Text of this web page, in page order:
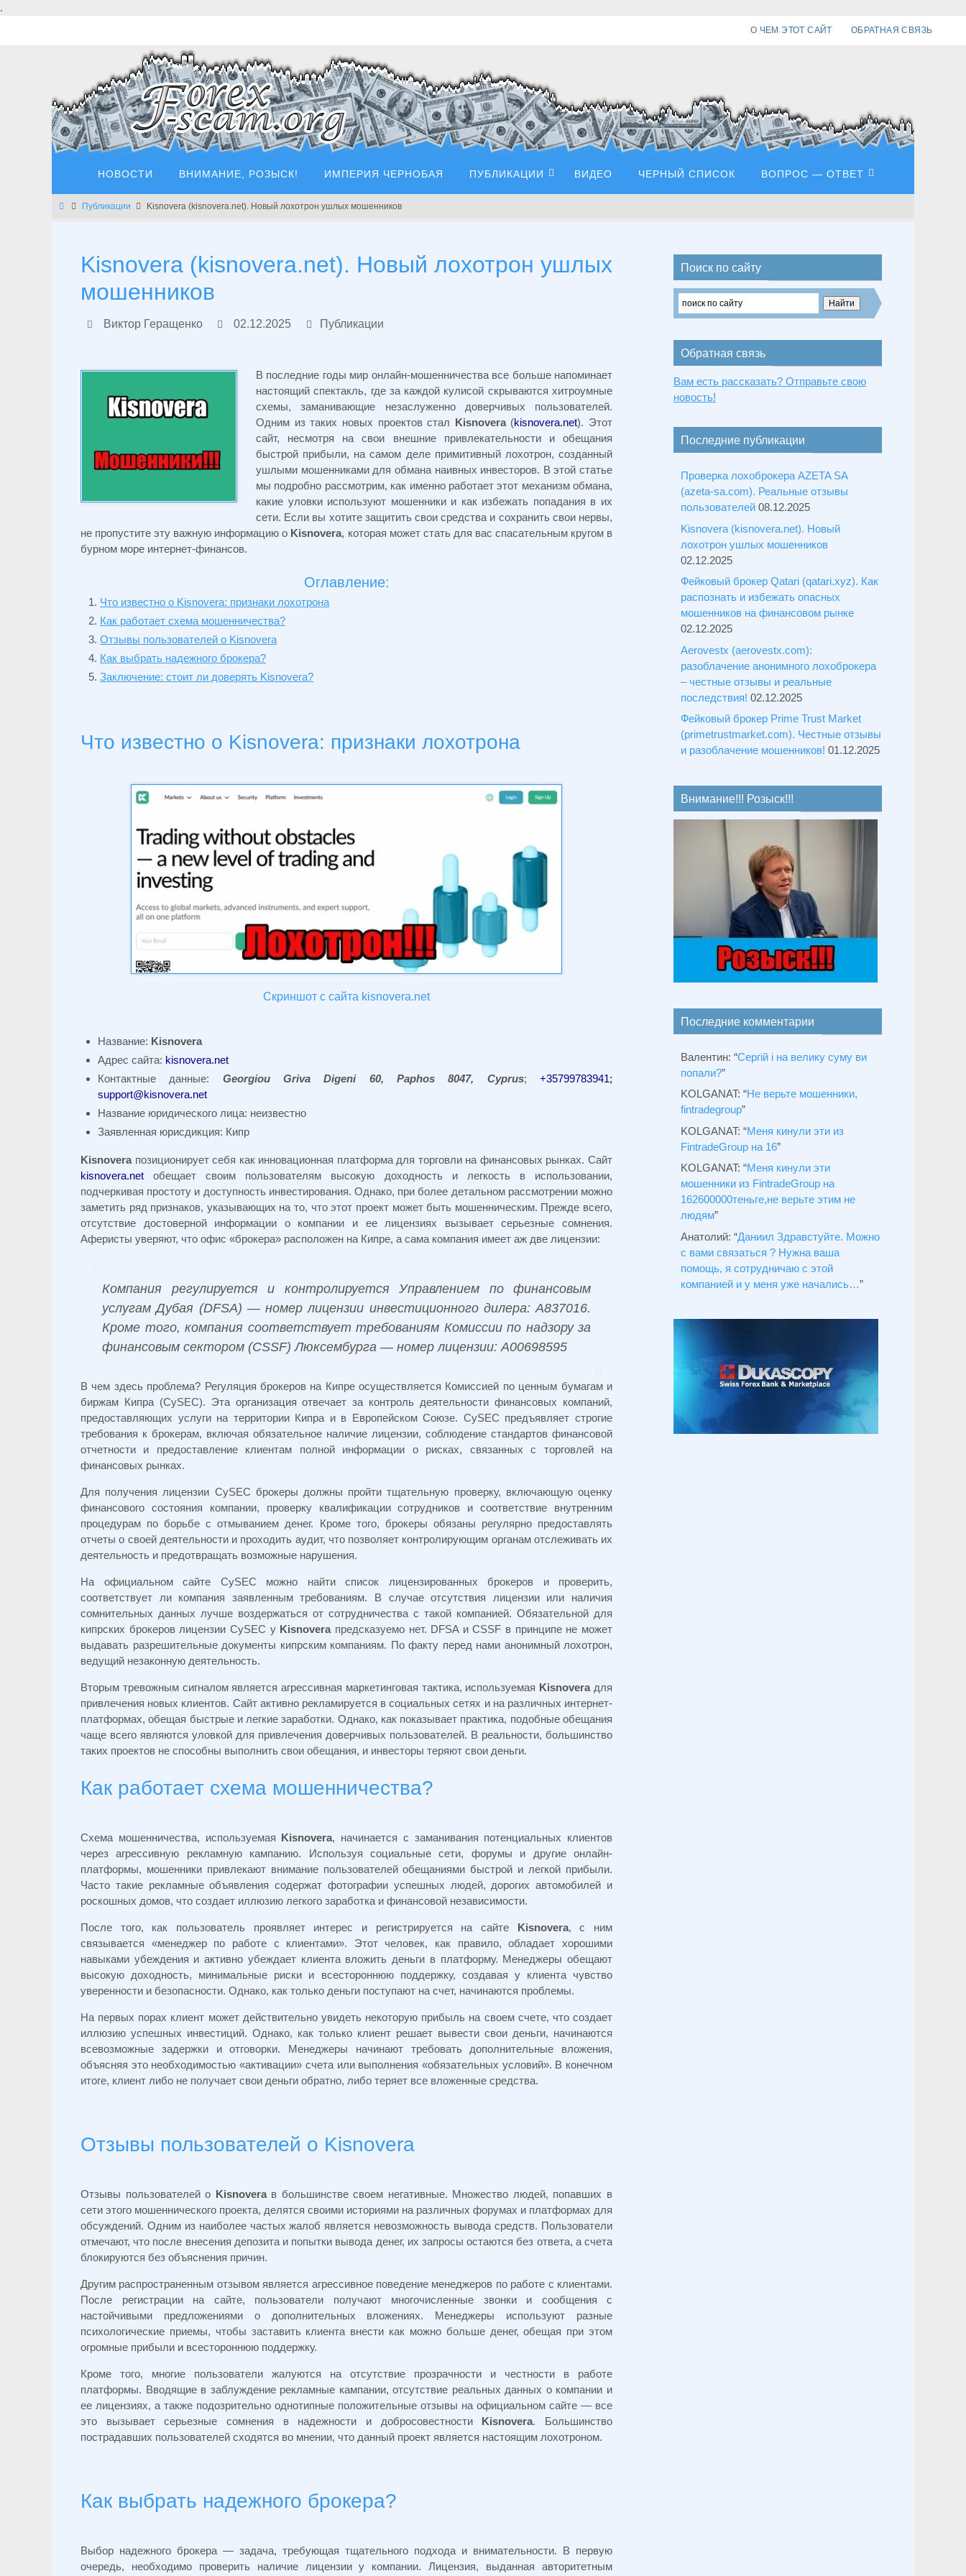
.
О ЧЕМ ЭТОТ САЙТ ОБРАТНАЯ СВЯЗЬ
НОВОСТИ ВНИМАНИЕ, РОЗЫСК! ИМПЕРИЯ ЧЕРНОБАЯ ПУБЛИКАЦИИ ВИДЕО ЧЕРНЫЙ СПИСОК ВОПРОС — ОТВЕТ
Главная
Публикации Kisnovera (kisnovera.net). Новый лохотрон ушлых мошенников
Kisnovera (kisnovera.net). Новый лохотрон ушлых
мошенников
Виктор Геращенко 02.12.2025 Публикации
В последние годы мир онлайн-мошенничества все больше напоминает
настоящий спектакль, где за каждой кулисой скрываются хитроумные
схемы, заманивающие незаслуженно доверчивых пользователей.
Одним из таких новых проектов стал Kisnovera(kisnovera.net). Этот
сайт, несмотря на свои внешние привлекательности и обещания
быстрой прибыли, на самом деле примитивный лохотрон, созданный
ушлыми мошенниками для обмана наивных инвесторов. В этой статье
мы подробно рассмотрим, как именно работает этот механизм обмана,
какие уловки используют мошенники и как избежать попадания в их
сети. Если вы хотите защитить свои средства и сохранить свои нервы,
не пропустите эту важную информацию о Kisnovera, которая может стать для вас спасательным кругом в
бурном море интернет-финансов.
Оглавление:
Что известно о Kisnovera: признаки лохотрона
Как работает схема мошенничества?
Отзывы пользователей о Kisnovera
Как выбрать надежного брокера?
Заключение: стоит ли доверять Kisnovera?
Что известно о Kisnovera: признаки лохотрона
Скриншот с сайта kisnovera.net
Название: Kisnovera
Адрес сайта: kisnovera.net
Контактные данные: Georgiou Griva Digeni 60, Paphos 8047, Cyprus;+35799783941;
support@kisnovera.net
Название юридического лица: неизвестно
Заявленная юрисдикция: Кипр
Kisnoveraпозиционирует себя как инновационная платформа для торговли на финансовых рынках. Сайт
kisnovera.net обещает своим пользователям высокую доходность и легкость в использовании,
подчеркивая простоту и доступность инвестирования. Однако, при более детальном рассмотрении можно
заметить ряд признаков, указывающих на то, что этот проект может быть мошенническим. Прежде всего,
отсутствие достоверной информации о компании и ее лицензиях вызывает серьезные сомнения.
Аферисты уверяют, что офис «брокера» расположен на Кипре, а сама компания имеет аж две лицензии:
Компания регулируется и контролируется Управлением по финансовым
услугам Дубая (DFSA) — номер лицензии инвестиционного дилера: A837016.
Кроме того, компания соответствует требованиям Комиссии по надзору за
финансовым сектором (CSSF) Люксембурга — номер лицензии: A00698595
В чем здесь проблема? Регуляция брокеров на Кипре осуществляется Комиссией по ценным бумагам и
биржам Кипра (CySEC). Эта организация отвечает за контроль деятельности финансовых компаний,
предоставляющих услуги на территории Кипра и в Европейском Союзе. CySEC предъявляет строгие
требования к брокерам, включая обязательное наличие лицензии, соблюдение стандартов финансовой
отчетности и предоставление клиентам полной информации о рисках, связанных с торговлей на
финансовых рынках.
Для получения лицензии CySEC брокеры должны пройти тщательную проверку, включающую оценку
финансового состояния компании, проверку квалификации сотрудников и соответствие внутренним
процедурам по борьбе с отмыванием денег. Кроме того, брокеры обязаны регулярно предоставлять
отчеты о своей деятельности и проходить аудит, что позволяет контролирующим органам отслеживать их
деятельность и предотвращать возможные нарушения.
На официальном сайте CySEC можно найти список лицензированных брокеров и проверить,
соответствует ли компания заявленным требованиям. В случае отсутствия лицензии или наличия
сомнительных данных лучше воздержаться от сотрудничества с такой компанией. Обязательной для
кипрских брокеров лицензии CySEC у Kisnovera предсказуемо нет. DFSA и CSSF в принципе не может
выдавать разрешительные документы кипрским компаниям. По факту перед нами анонимный лохотрон,
ведущий незаконную деятельность.
Вторым тревожным сигналом является агрессивная маркетинговая тактика, используемая Kisnoveraдля
привлечения новых клиентов. Сайт активно рекламируется в социальных сетях и на различных интернет-
платформах, обещая быстрые и легкие заработки. Однако, как показывает практика, подобные обещания
чаще всего являются уловкой для привлечения доверчивых пользователей. В реальности, большинство
таких проектов не способны выполнить свои обещания, и инвесторы теряют свои деньги.
Как работает схема мошенничества?
Схема мошенничества, используемая Kisnovera, начинается с заманивания потенциальных клиентов
через агрессивную рекламную кампанию. Используя социальные сети, форумы и другие онлайн-
платформы, мошенники привлекают внимание пользователей обещаниями быстрой и легкой прибыли.
Часто такие рекламные объявления содержат фотографии успешных людей, дорогих автомобилей и
роскошных домов, что создает иллюзию легкого заработка и финансовой независимости.
После того, как пользователь проявляет интерес и регистрируется на сайте Kisnovera, с ним
связывается «менеджер по работе с клиентами». Этот человек, как правило, обладает хорошими
навыками убеждения и активно убеждает клиента вложить деньги в платформу. Менеджеры обещают
высокую доходность, минимальные риски и всестороннюю поддержку, создавая у клиента чувство
уверенности и безопасности. Однако, как только деньги поступают на счет, начинаются проблемы.
На первых порах клиент может действительно увидеть некоторую прибыль на своем счете, что создает
иллюзию успешных инвестиций. Однако, как только клиент решает вывести свои деньги, начинаются
всевозможные задержки и отговорки. Менеджеры начинают требовать дополнительные вложения,
объясняя это необходимостью «активации» счета или выполнения «обязательных условий». В конечном
итоге, клиент либо не получает свои деньги обратно, либо теряет все вложенные средства.
Отзывы пользователей о Kisnovera
Отзывы пользователей о Kisnoveraв большинстве своем негативные. Множество людей, попавших в
сети этого мошеннического проекта, делятся своими историями на различных форумах и платформах для
обсуждений. Одним из наиболее частых жалоб является невозможность вывода средств. Пользователи
отмечают, что после внесения депозита и попытки вывода денег, их запросы остаются без ответа, а счета
блокируются без объяснения причин.
Другим распространенным отзывом является агрессивное поведение менеджеров по работе с клиентами.
После регистрации на сайте, пользователи получают многочисленные звонки и сообщения с
настойчивыми предложениями о дополнительных вложениях. Менеджеры используют разные
психологические приемы, чтобы заставить клиента внести как можно больше денег, обещая при этом
огромные прибыли и всестороннюю поддержку.
Кроме того, многие пользователи жалуются на отсутствие прозрачности и честности в работе
платформы. Вводящие в заблуждение рекламные кампании, отсутствие реальных данных о компании и
ее лицензиях, а также подозрительно однотипные положительные отзывы на официальном сайте — все
это вызывает серьезные сомнения в надежности и добросовестности Kisnovera. Большинство
пострадавших пользователей сходятся во мнении, что данный проект является настоящим лохотроном.
Как выбрать надежного брокера?
Выбор надежного брокера — задача, требующая тщательного подхода и внимательности. В первую
очередь, необходимо проверить наличие лицензии у компании. Лицензия, выданная авторитетным
Поиск по сайту
Обратная связь
Вам есть рассказать? Отправьте свою
новость!
Последние публикации
Проверка лохоброкера AZETA SA
(azeta-sa.com). Реальные отзывы
пользователей 08.12.2025
Kisnovera (kisnovera.net). Новый
лохотрон ушлых мошенников
02.12.2025
Фейковый брокер Qatari (qatari.xyz). Как
распознать и избежать опасных
мошенников на финансовом рынке
02.12.2025
Aerovestx (aerovestx.com):
разоблачение анонимного лохоброкера
– честные отзывы и реальные
последствия! 02.12.2025
Фейковый брокер Prime Trust Market
(primetrustmarket.com). Честные отзывы
и разоблачение мошенников! 01.12.2025
Внимание!!! Розыск!!!
Последние комментарии
Валентин: “Сергій і на велику суму ви
попали?”
KOLGANAT: “Не верьте мошенники,
fintradegroup”
KOLGANAT: “Меня кинули эти из
FintradeGroup на 16”
KOLGANAT: “Меня кинули эти
мошенники из FintradeGroup на
162600000теньге,не верьте этим не
людям”
Анатолий: “Даниил Здравстуйте. Можно
с вами связаться ? Нужна ваша
помощь, я сотрудничаю с этой
компанией и у меня уже начались…”